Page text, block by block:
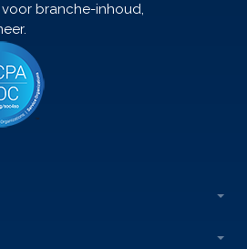
branche-inhoud,